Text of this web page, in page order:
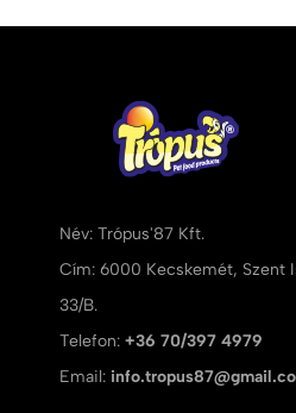
Név: Trópus'87 Kft.
Cím: 6000 Kecskemét, Szent
33/B.
Telefon: +36 70/397 4979
Email: